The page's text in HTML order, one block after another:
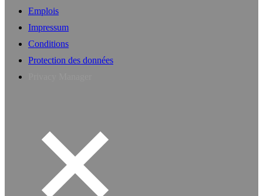
Emplois
Impressum
Conditions
Protection des données